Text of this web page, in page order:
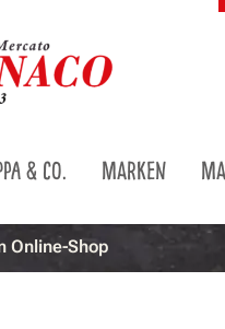
& CO. MARKEN
Online-Shop